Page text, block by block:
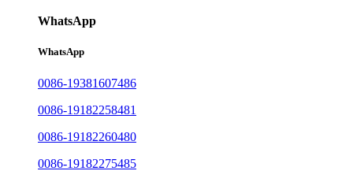
WhatsApp
WhatsApp
0086-19381607486
0086-19182258481
0086-19182260480
0086-19182275485